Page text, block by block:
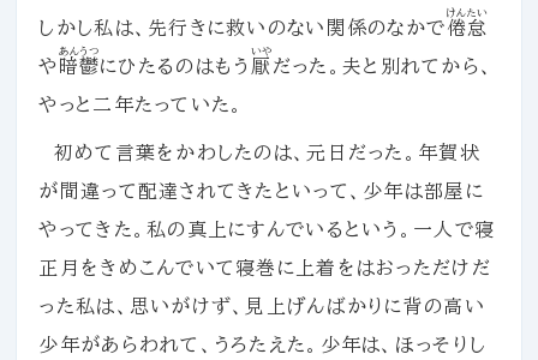
しかし私は、先行きに救いのない関係のなかで倦怠
けんたい
や 暗鬱
あんうつ
にひたるのはもう 厭
いや
だった。夫と別れてから、
やっと二年たっていた。
初めて言葉をかわしたのは、元日だった。年賀状
が間違って配達されてきたといって、少年は部屋に
やってきた。私の真上にすんでいるという。一人で寝
正月をきめこんでいて寝巻に上着をはおっただけだ
った私は、思いがけず、見上げんばかりに背の高い
少年があらわれて、うろたえた。少年は、ほっそりし